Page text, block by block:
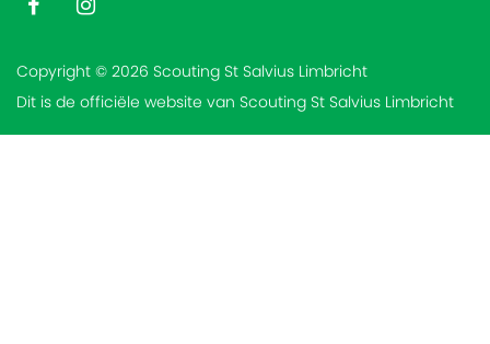
Copyright © 2026 Scouting St Salvius Limbricht
Dit is de officiële website van Scouting St Salvius Limbricht